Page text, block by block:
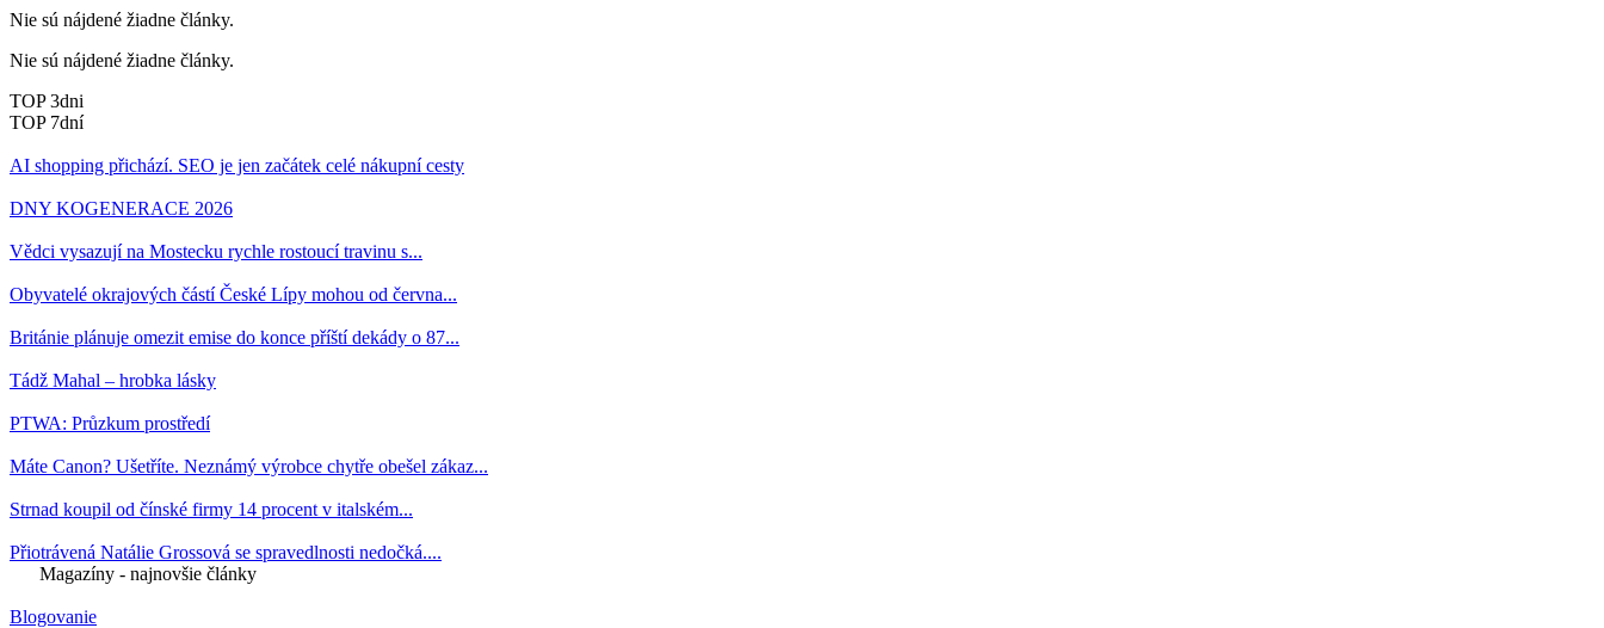
Nie sú nájdené žiadne články.
Nie sú nájdené žiadne články.
TOP 3dni
TOP 7dní
AI shopping přichází. SEO je jen začátek celé nákupní cesty
DNY KOGENERACE 2026
Vědci vysazují na Mostecku rychle rostoucí travinu s...
Obyvatelé okrajových částí České Lípy mohou od června...
Británie plánuje omezit emise do konce příští dekády o 87...
Tádž Mahal – hrobka lásky
PTWA: Průzkum prostředí
Máte Canon? Ušetříte. Neznámý výrobce chytře obešel zákaz...
Strnad koupil od čínské firmy 14 procent v italském...
Přiotrávená Natálie Grossová se spravedlnosti nedočká....
Magazíny - najnovšie články
Blogovanie